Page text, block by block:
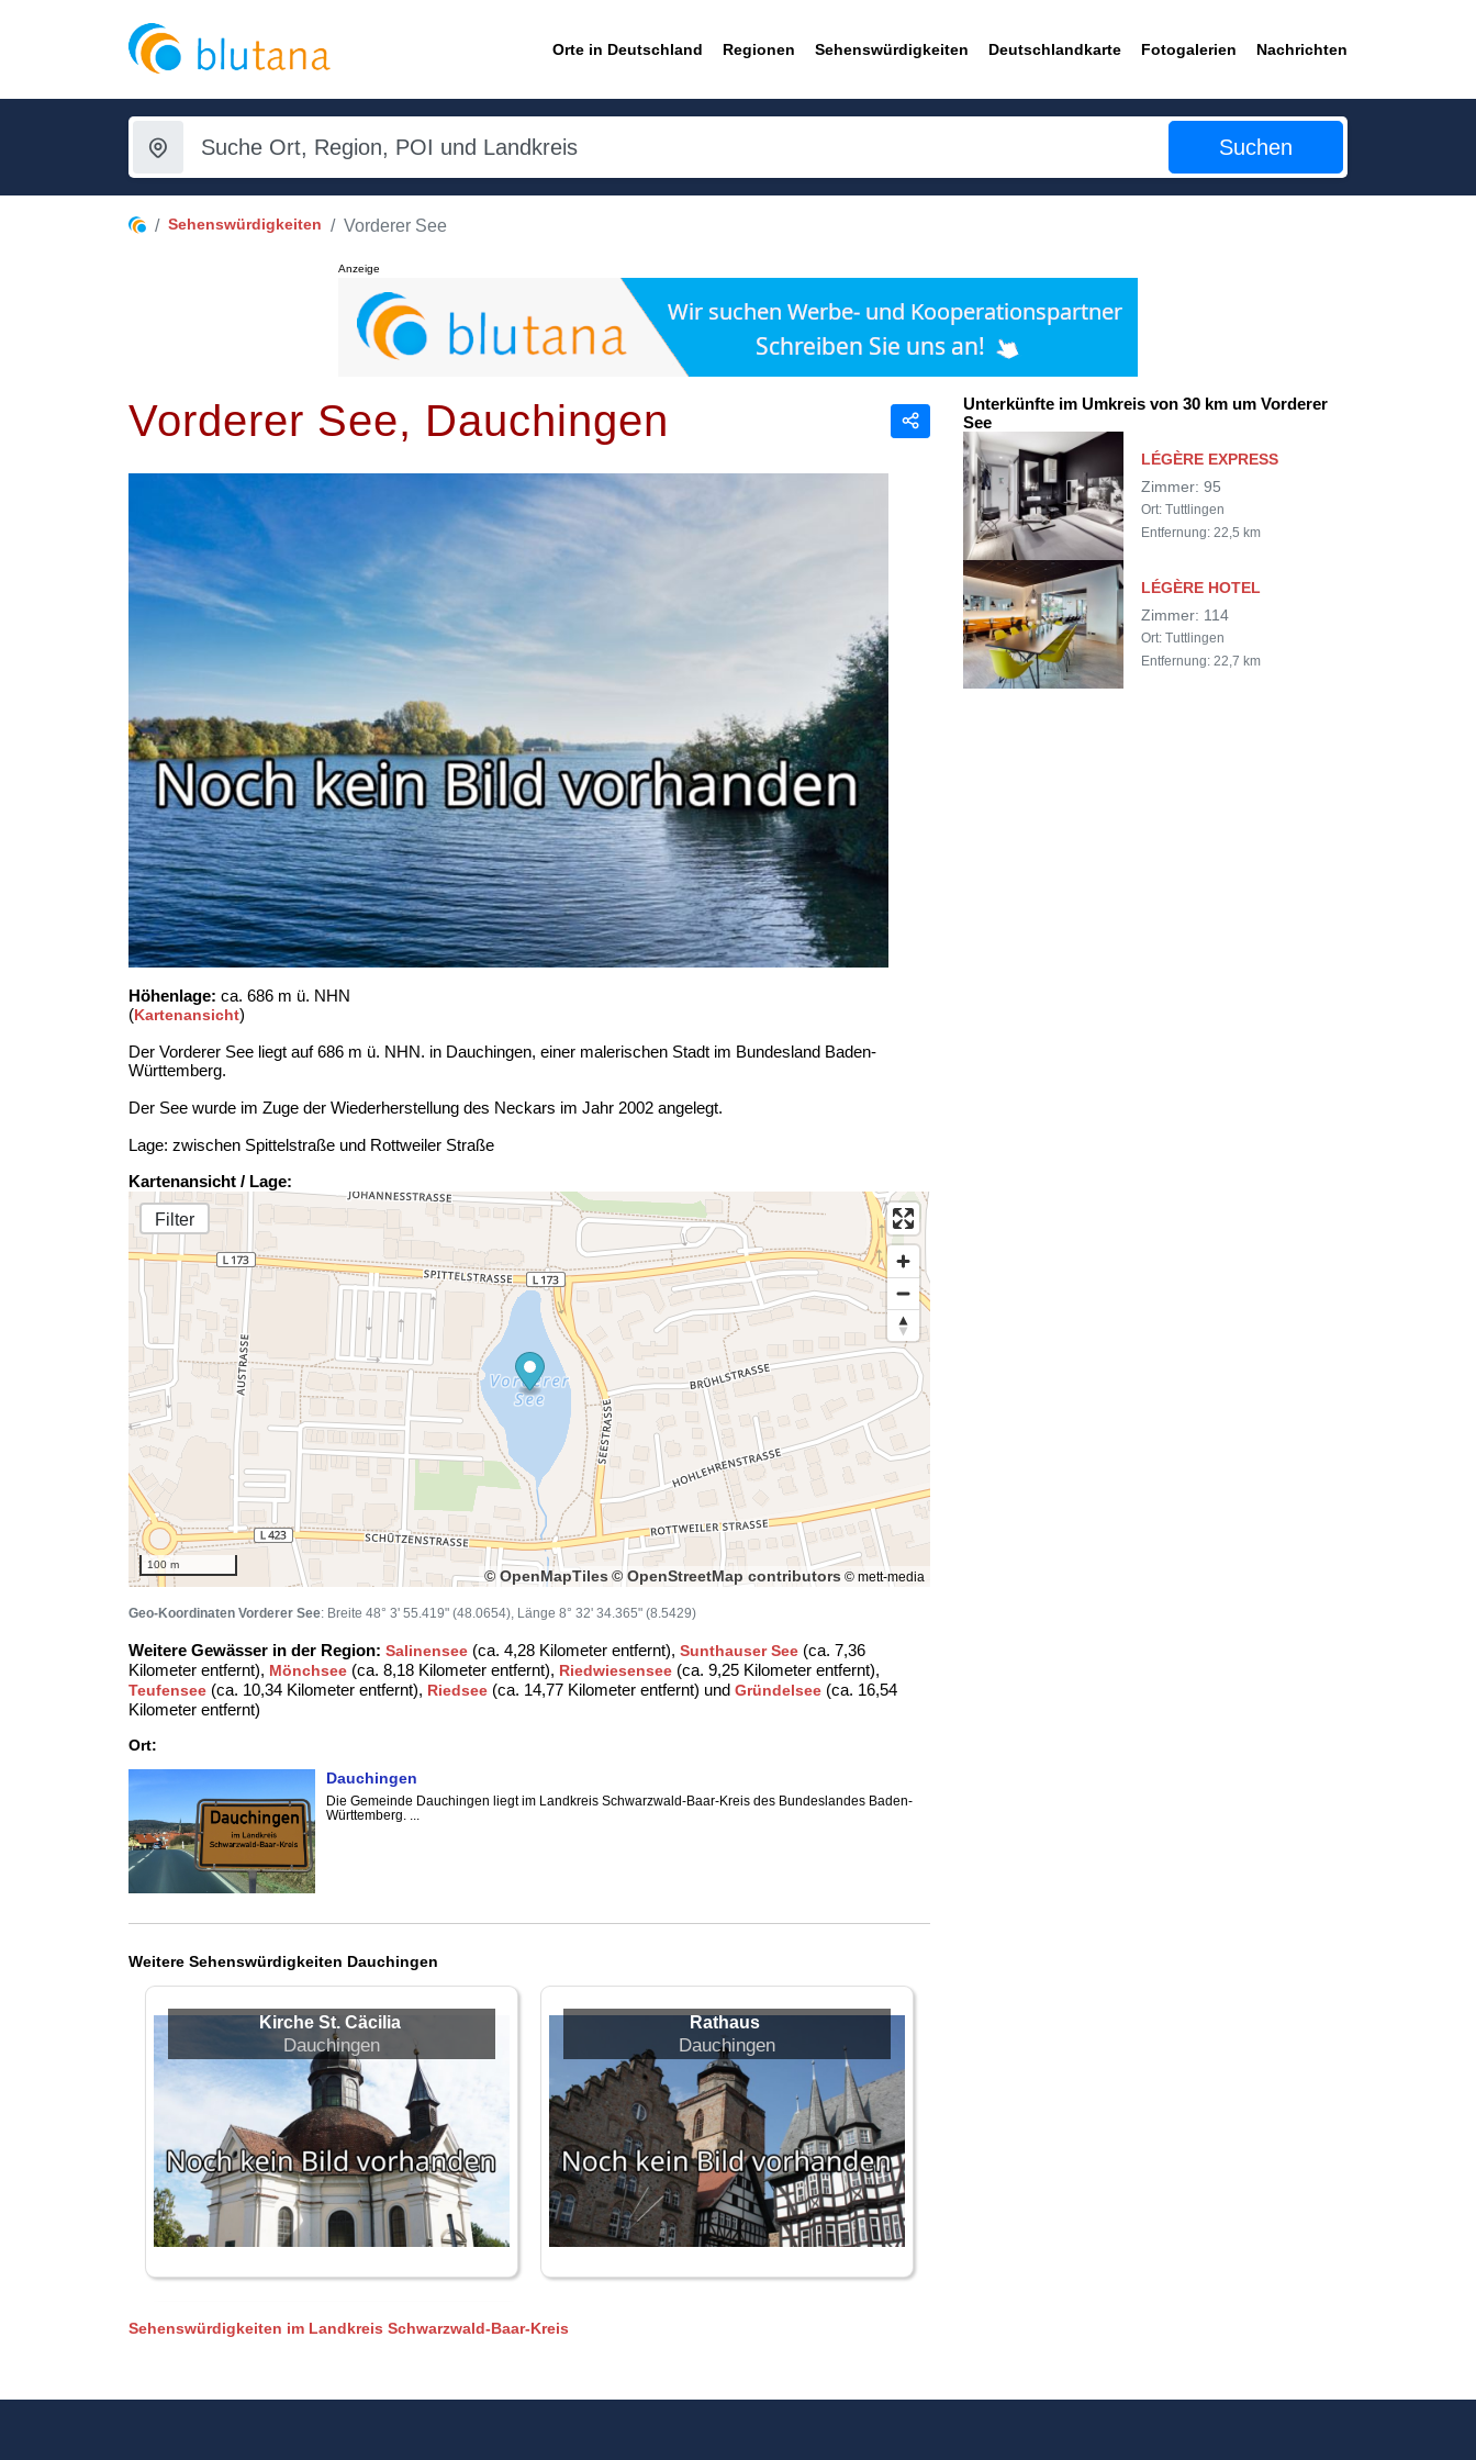
Orte in Deutschland Regionen Sehenswürdigkeiten Deutschlandkarte Fotogalerien Nachrichten
Suchen
Sehenswürdigkeiten Vorderer See
Anzeige
Vorderer See, Dauchingen Teilen
Höhenlage: ca. 686 m ü. NHN
(Kartenansicht)
Der Vorderer See liegt auf 686 m ü. NHN. in Dauchingen, einer malerischen Stadt im Bundesland Baden-
Württemberg.
Der See wurde im Zuge der Wiederherstellung des Neckars im Jahr 2002 angelegt.
Lage: zwischen Spittelstraße und Rottweiler Straße
Kartenansicht / Lage:
Filter
100 m
© OpenMapTiles© OpenStreetMap contributors © mett-media
Geo-Koordinaten Vorderer See: Breite 48° 3' 55.419" (48.0654), Länge 8° 32' 34.365" (8.5429)
Weitere Gewässer in der Region: Salinensee (ca. 4,28 Kilometer entfernt), Sunthauser See (ca. 7,36
Kilometer entfernt), Mönchsee (ca. 8,18 Kilometer entfernt), Riedwiesensee (ca. 9,25 Kilometer entfernt),
Teufensee (ca. 10,34 Kilometer entfernt), Riedsee (ca. 14,77 Kilometer entfernt) und Gründelsee (ca. 16,54
Kilometer entfernt)
Ort:
Dauchingen
Die Gemeinde Dauchingen liegt im Landkreis Schwarzwald-Baar-Kreis des Bundeslandes Baden-
Württemberg. ...
Weitere Sehenswürdigkeiten Dauchingen
Kirche St. Cäcilia
Dauchingen
Rathaus
Dauchingen
Sehenswürdigkeiten im Landkreis Schwarzwald-Baar-Kreis
Unterkünfte im Umkreis von 30 km um Vorderer
See
LÉGÈRE EXPRESS
Zimmer: 95
Ort: Tuttlingen
Entfernung: 22,5 km
LÉGÈRE HOTEL
Zimmer: 114
Ort: Tuttlingen
Entfernung: 22,7 km